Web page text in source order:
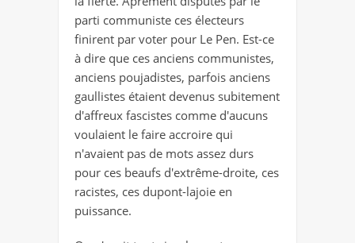
parti communiste ces électeurs
finirent par voter pour Le Pen. Est-ce
à dire que ces anciens communistes,
anciens poujadistes, parfois anciens
gaullistes étaient devenus subitement
d'affreux fascistes comme d'aucuns
voulaient le faire accroire qui
n'avaient pas de mots assez durs
pour ces beaufs d'extrême-droite, ces
racistes, ces dupont-lajoie en
puissance.